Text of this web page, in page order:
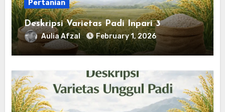
Pertanian
Deskripsi Varietas Padi Inpari 3
Aulia Afzal February 1, 2026